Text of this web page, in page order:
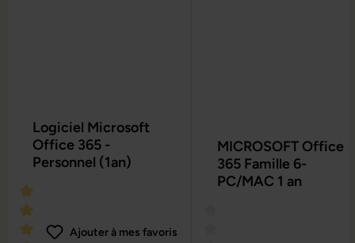
Logiciel Microsoft
Office 365 -
Personnel (1an)
Ajouter à mes favoris
MICROSOFT Office
365 Famille 6-
PC/MAC 1 an